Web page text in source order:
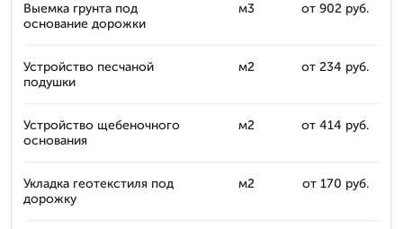
Выемка грунта под
основание дорожки
м3 от 902 руб.
Устройство песчаной
подушки
м2 от 234 руб.
Устройство щебеночного
основания
м2 от 414 руб.
Укладка геотекстиля под
дорожку
м2 от 170 руб.